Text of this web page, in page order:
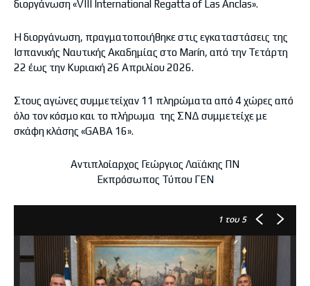
διοργάνωση «VIII International Regatta of Las Anclas».
Η διοργάνωση, πραγματοποιήθηκε στις εγκαταστάσεις της
Ισπανικής Ναυτικής Ακαδημίας στο Marín, από την Τετάρτη
22 έως την Κυριακή 26 Απριλίου 2026.
Στους αγώνες συμμετείχαν 11 πληρώματα από 4 χώρες από
όλο τον κόσμο και το πλήρωμα της ΣΝΔ συμμετείχε με
σκάφη κλάσης «GABA 16».
Αντιπλοίαρχος Γεώργιος Λαϊάκης ΠΝ
Εκπρόσωπος Τύπου ΓΕΝ
1 του 5